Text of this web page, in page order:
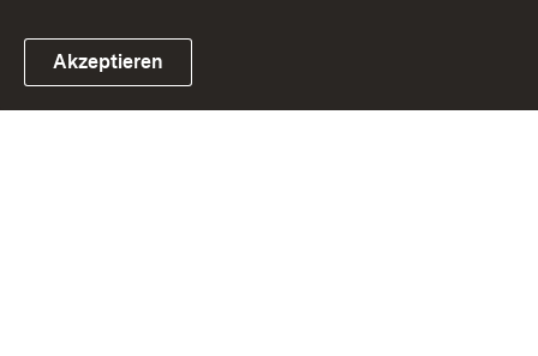
Link zum Landesportal
Akzeptieren